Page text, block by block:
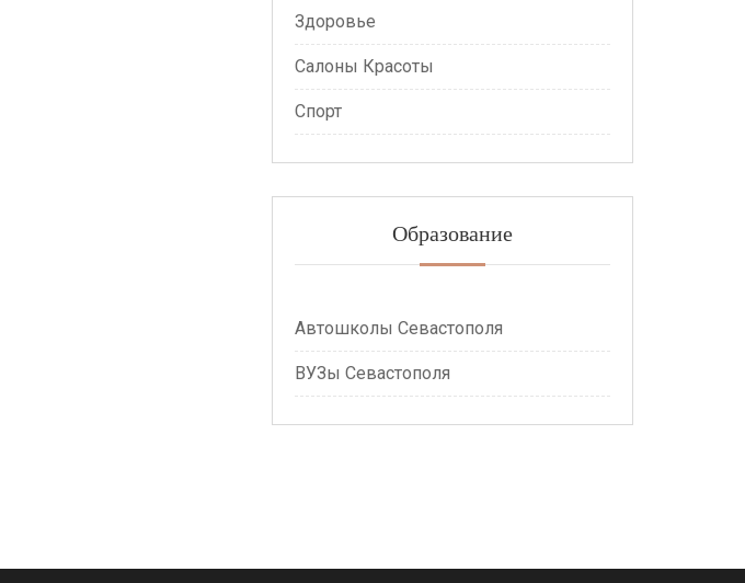
Здоровье
Салоны Красоты
Спорт
Образование
Автошколы Севастополя
ВУЗы Севастополя